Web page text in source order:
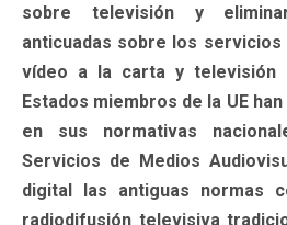
sobre televisión y
anticuadas sobre los
vídeo a la carta y televisión
Estados miembros de la UE
en sus normativas
Servicios de Medios
digital las antiguas normas
radiodifusión televisiva